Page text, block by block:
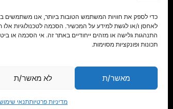
לאחסן ו/או לגשת למידע על המכשיר. הסכמה לטכנולוגיות אלו
התנהגות גלישה או מזהים ייחודיים באתר זה. אי הסכמה או
תכונות ופונקציות מסוימות.
מאשר/ת לא מאשר/ת
מדיניות פרטיותתנאי